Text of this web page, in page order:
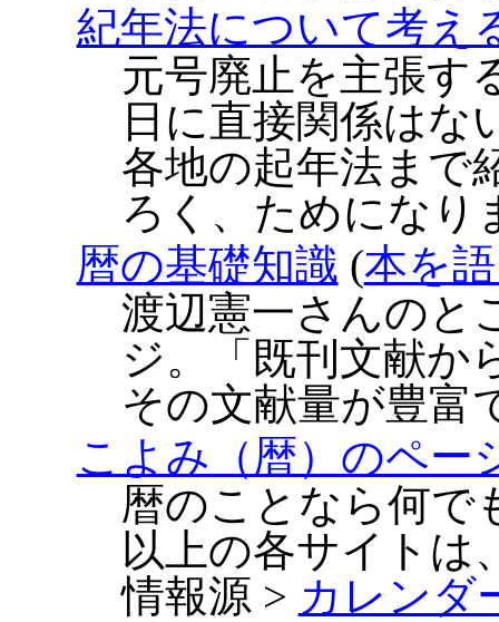
紀年法について考え
元号廃止を主張す
日に直接関係はな
各地の起年法まで
ろく、ためになり
暦の基礎知識 (本を
渡辺憲一さんのと
ジ。「既刊文献か
その文献量が豊富
こよみ（暦）のペー
暦のことなら何で
以上の各サイトは
情報源 > カレンダ